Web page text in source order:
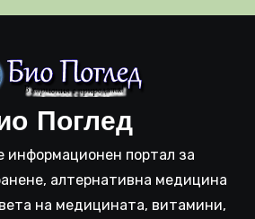
Поглед
информационен портал за
алтернативна медицина
на медицината, витамини,